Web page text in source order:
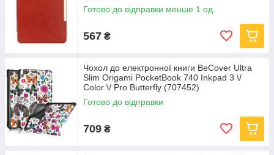
Готово до відправки менше 1 од.
567 ₴
Чохол до електронної книги BeCover Ultra
Slim Origami PocketBook 740 Inkpad 3 \/
Color \/ Pro Butterfly (707452)
Готово до відправки
709 ₴